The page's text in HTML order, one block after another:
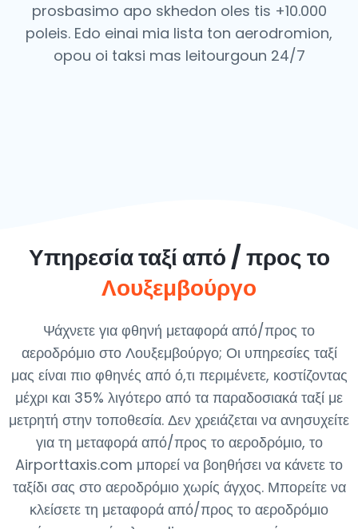
prosbasimo apo skhedon oles tis +10.000
poleis. Edo einai mia lista ton aerodromion,
opou oi taksi mas leitourgoun 24/7
Υπηρεσία ταξί από / προς το
Λουξεμβούργο
Ψάχνετε για φθηνή μεταφορά από/προς το
αεροδρόμιο στο Λουξεμβούργο; Οι υπηρεσίες ταξί
μας είναι πιο φθηνές από ό,τι περιμένετε, κοστίζοντας
μέχρι και 35% λιγότερο από τα παραδοσιακά ταξί με
μετρητή στην τοποθεσία. Δεν χρειάζεται να ανησυχείτε
για τη μεταφορά από/προς το αεροδρόμιο, το
Airporttaxis.com μπορεί να βοηθήσει να κάνετε το
ταξίδι σας στο αεροδρόμιο χωρίς άγχος. Μπορείτε να
κλείσετε τη μεταφορά από/προς το αεροδρόμιο